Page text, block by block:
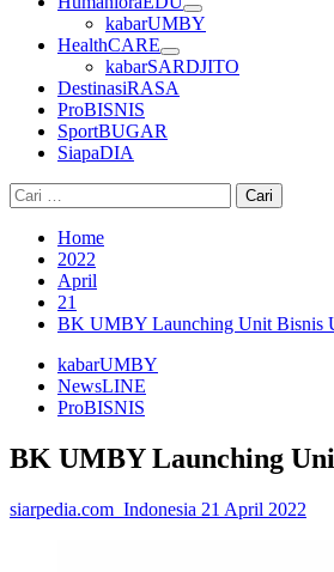
kabarUMBY
HealthCARE
kabarSARDJITO
DestinasiRASA
ProBISNIS
SportBUGAR
SiapaDIA
Cari
untuk:
Home
2022
April
21
BK UMBY Launching Unit Bisnis
kabarUMBY
NewsLINE
ProBISNIS
BK UMBY Launching
siarpedia.com_Indonesia 21 April 2022